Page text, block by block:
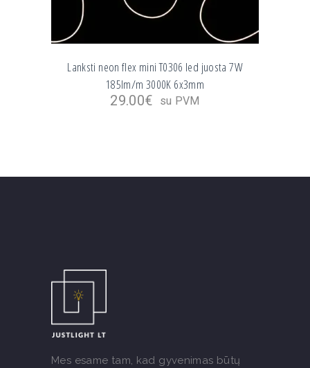
Lanksti neon flex mini T0306 led juosta 7W
185lm/m 3000K 6x3mm
29.00€ su PVM
Mes esame tam, kad gyvenimas būtų